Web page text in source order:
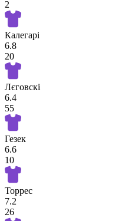
2
Калегарі
6.8
20
Лєговскі
6.4
55
Гезек
6.6
10
Торрес
7.2
26